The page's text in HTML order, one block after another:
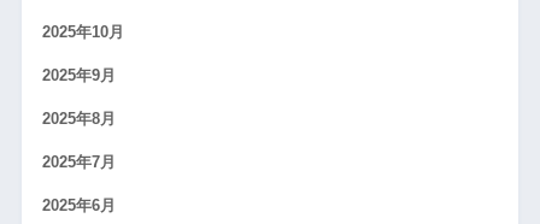
2025年10月
2025年9月
2025年8月
2025年7月
2025年6月